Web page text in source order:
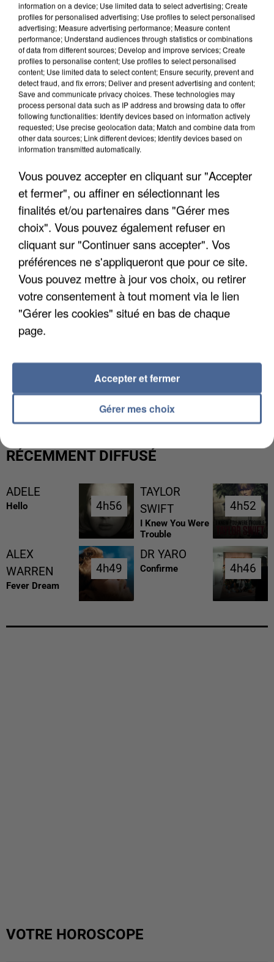
APRÈS TOUTES CES CANICULES, LES REFUGES
DE FAUNE SAUVAGE SONT...
L’UN DES FONDATEURS SUPPOSÉS DE LA DZ
MAFIA INTERPELLÉ EN ALGÉRIE
RÉCEMMENT DIFFUSÉ
ADELE
Hello 4h56
4h56
TAYLOR
SWIFT
I Knew You Were
Trouble
4h52
4h52
ALEX
WARREN
Fever Dream
4h49
4h49
DR YARO
Confirme 4h46
4h46
VOTRE HOROSCOPE
information on a device; Use limited data to select advertising; Create
profiles for personalised advertising; Use profiles to select personalised
advertising; Measure advertising performance; Measure content
performance; Understand audiences through statistics or combinations
of data from different sources; Develop and improve services; Create
profiles to personalise content; Use profiles to select personalised
content; Use limited data to select content; Ensure security, prevent and
detect fraud, and fix errors; Deliver and present advertising and content;
Save and communicate privacy choices. These technologies may
process personal data such as IP address and browsing data to offer
following functionalities: Identify devices based on information actively
requested; Use precise geolocation data; Match and combine data from
other data sources; Link different devices; Identify devices based on
information transmitted automatically.
Vous pouvez accepter en cliquant sur "Accepter
et fermer", ou affiner en sélectionnant les
finalités et/ou partenaires dans "Gérer mes
choix". Vous pouvez également refuser en
cliquant sur "Continuer sans accepter". Vos
préférences ne s'appliqueront que pour ce site.
Vous pouvez mettre à jour vos choix, ou retirer
votre consentement à tout moment via le lien
"Gérer les cookies" situé en bas de chaque
page.
Gérer mes choix
Accepter et fermer